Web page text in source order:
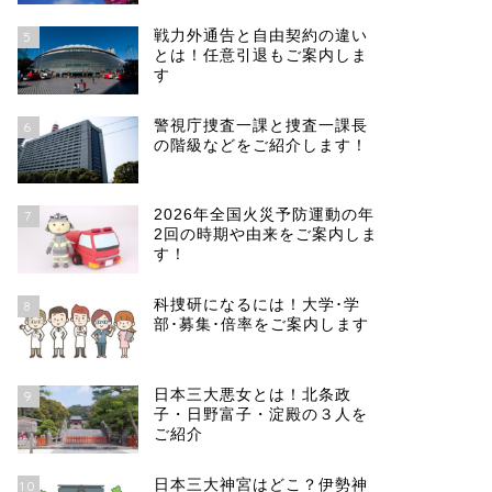
5
戦力外通告と自由契約の違い
とは！任意引退もご案内しま
す
6
警視庁捜査一課と捜査一課長
の階級などをご紹介します！
7
2026年全国火災予防運動の年
2回の時期や由来をご案内しま
す！
8
科捜研になるには！大学･学
部･募集･倍率をご案内します
9
日本三大悪女とは！北条政
子・日野富子・淀殿の３人を
ご紹介
10
日本三大神宮はどこ？伊勢神